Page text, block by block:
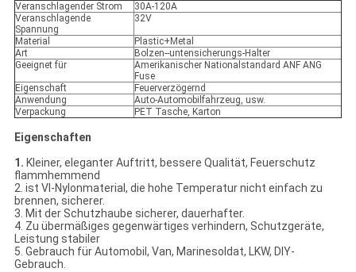
Veranschlagender Strom
30A-120A
Veranschlagende
Spannung
32V
Material
Plastic+Metal
Art
Bolzen--untensicherungs-Halter
Geeignet für
Amerikanischer Nationalstandard ANF ANG
Fuse
Eigenschaft
Feuerverzögernd
Anwendung
Auto-Automobilfahrzeug, usw.
Verpackung
PET Tasche, Karton
Eigenschaften
1. Kleiner, eleganter Auftritt, bessere Qualität, Feuerschutz
flammhemmend
2. ist Vl-Nylonmaterial, die hohe Temperatur nicht einfach zu
brennen, sicherer.
3. Mit der Schutzhaube sicherer, dauerhafter.
4. Zu übermäßiges gegenwärtiges verhindern, Schutzgeräte,
Leistung stabiler
5. Gebrauch für Automobil, Van, Marinesoldat, LKW, DIY-
Gebrauch.